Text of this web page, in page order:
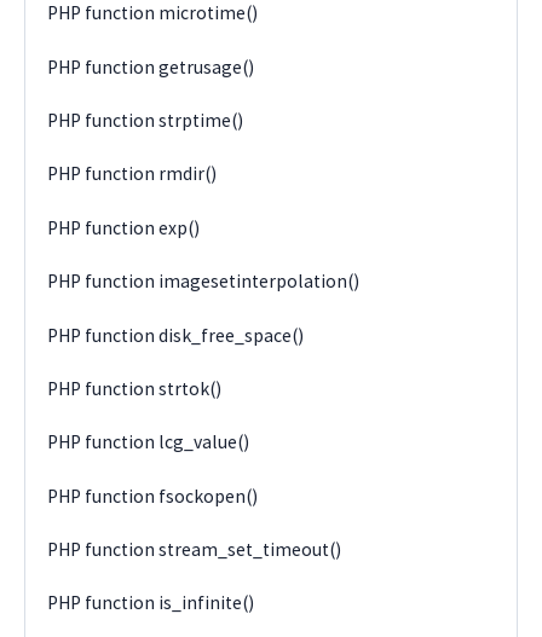
PHP function microtime()
PHP function getrusage()
PHP function strptime()
PHP function rmdir()
PHP function exp()
PHP function imagesetinterpolation()
PHP function disk_free_space()
PHP function strtok()
PHP function lcg_value()
PHP function fsockopen()
PHP function stream_set_timeout()
PHP function is_infinite()